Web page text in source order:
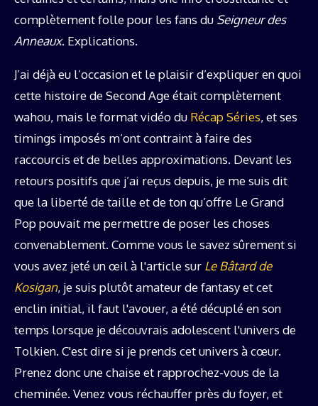
complètement folle pour les fans du Seigneur des
Anneaux. Explications.
J’ai déjà eu l’occasion et le plaisir d’expliquer en quoi
cette histoire de Second Age était complètement
wahou, mais le format vidéo du Récap Séries, et ses
timings imposés m’ont contraint à faire des
raccourcis et de belles approximations. Devant les
retours positifs que j’ai reçus depuis, je me suis dit
que la liberté de taille et de ton qu’offre Le Grand
Pop pouvait me permettre de poser les choses
convenablement. Comme vous le savez sûrement si
vous avez jeté un œil à l'article sur Le Bâtard de
Kosigan, je suis plutôt amateur de fantasy et cet
enclin initial, il faut l'avouer, a été décuplé en son
temps lorsque je découvrais adolescent l'univers de
Tolkien. C'est dire si je prends cet univers à cœur.
Prenez donc une chaise et rapprochez-vous de la
cheminée. Venez vous réchauffer près du foyer, et